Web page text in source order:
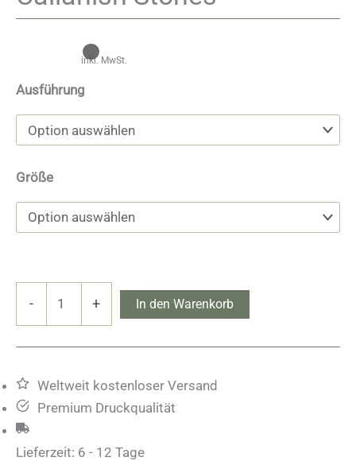
inkl. MwSt.
Ausführung
Größe
- + In den Warenkorb
Weltweit kostenloser Versand
Premium Druckqualität
Lieferzeit: 6 - 12 Tage